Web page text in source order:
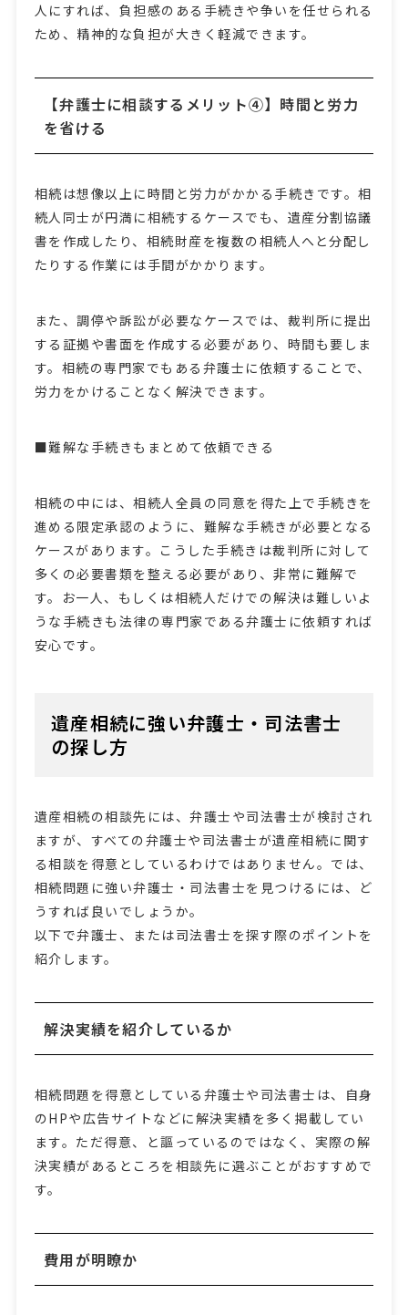
人にすれば、負担感のある手続きや争いを任せられる
ため、精神的な負担が大きく軽減できます。
【弁護士に相談するメリット④】時間と労力
を省ける
相続は想像以上に時間と労力がかかる手続きです。相
続人同士が円満に相続するケースでも、遺産分割協議
書を作成したり、相続財産を複数の相続人へと分配し
たりする作業には手間がかかります。
また、調停や訴訟が必要なケースでは、裁判所に提出
する証拠や書面を作成する必要があり、時間も要しま
す。相続の専門家でもある弁護士に依頼することで、
労力をかけることなく解決できます。
■難解な手続きもまとめて依頼できる
相続の中には、相続人全員の同意を得た上で手続きを
進める限定承認のように、難解な手続きが必要となる
ケースがあります。こうした手続きは裁判所に対して
多くの必要書類を整える必要があり、非常に難解で
す。お一人、もしくは相続人だけでの解決は難しいよ
うな手続きも法律の専門家である弁護士に依頼すれば
安心です。
遺産相続に強い弁護士・司法書士
の探し方
遺産相続の相談先には、弁護士や司法書士が検討され
ますが、すべての弁護士や司法書士が遺産相続に関す
る相談を得意としているわけではありません。では、
相続問題に強い弁護士・司法書士を見つけるには、ど
うすれば良いでしょうか。
以下で弁護士、または司法書士を探す際のポイントを
紹介します。
解決実績を紹介しているか
相続問題を得意としている弁護士や司法書士は、自身
のHPや広告サイトなどに解決実績を多く掲載してい
ます。ただ得意、と謳っているのではなく、実際の解
決実績があるところを相談先に選ぶことがおすすめで
す。
費用が明瞭か